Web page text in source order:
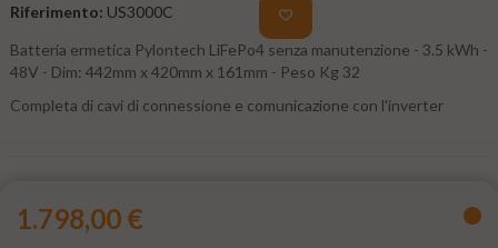
Riferimento: US3000C
Batteria ermetica Pylontech LiFePo4 senza manutenzione - 3.5 kWh -
48V - Dim: 442mm x 420mm x 161mm - Peso Kg 32
Completa di cavi di connessione e comunicazione con l'inverter
1.798,00 €